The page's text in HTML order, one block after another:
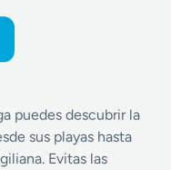
puedes descubrir la
sus playas hasta
Evitas las